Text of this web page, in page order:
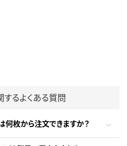
するよくある質問
何枚から注文できますか？